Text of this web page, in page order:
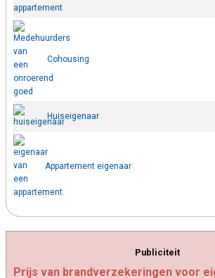
Cohousing
Huiseigenaar
Appartement eigenaar
Publiciteit
Prijs van brandverzekeringen voor